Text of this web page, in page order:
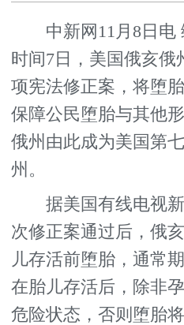
中新网11月8日电
时间7日，美国俄亥
项宪法修正案，将堕
保障公民堕胎与其他
俄州由此成为美国第
州。
据美国有线电视新
次修正案通过后，俄
儿存活前堕胎，通常
在胎儿存活后，除非
危险状态，否则堕胎